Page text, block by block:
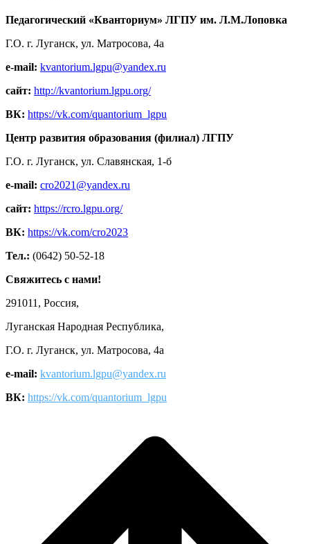
Педагогический «Кванториум» ЛГПУ им. Л.М.Лоповка
Г.О. г. Луганск, ул. Матросова, 4а
e-mail: kvantorium.lgpu@yandex.ru
сайт: http://kvantorium.lgpu.org/
ВК: https://vk.com/quantorium_lgpu
Центр развития образования (филиал) ЛГПУ
Г.О. г. Луганск, ул. Славянская, 1-б
e-mail: cro2021@yandex.ru
сайт: https://rcro.lgpu.org/
ВК: https://vk.com/cro2023
Тел.: (0642) 50-52-18
Свяжитесь с нами!
291011, Россия,
Луганская Народная Республика,
Г.О. г. Луганск, ул. Матросова, 4а
e-mail: kvantorium.lgpu@yandex.ru
ВК: https://vk.com/quantorium_lgpu